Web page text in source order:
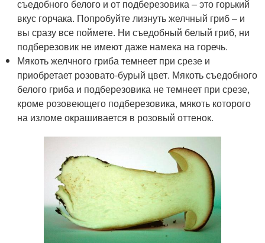
съедобного белого и от подберезовика – это горький
вкус горчака. Попробуйте лизнуть желчный гриб – и
вы сразу все поймете. Ни съедобный белый гриб, ни
подберезовик не имеют даже намека на горечь.
Мякоть желчного гриба темнеет при срезе и
приобретает розовато-бурый цвет. Мякоть съедобного
белого гриба и подберезовика не темнеет при срезе,
кроме розовеющего подберезовика, мякоть которого
на изломе окрашивается в розовый оттенок.